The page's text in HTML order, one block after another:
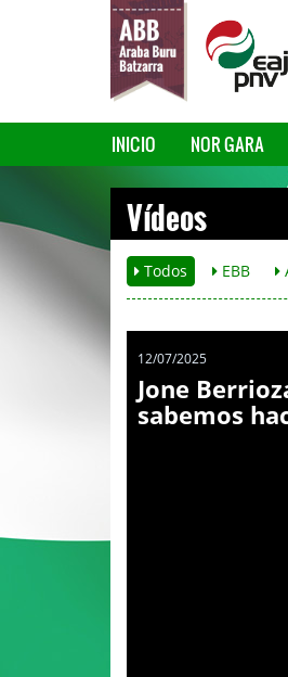
INICIO NOR GARA
Vídeos
Todos EBB
12/07/2025
Jone
sabemos